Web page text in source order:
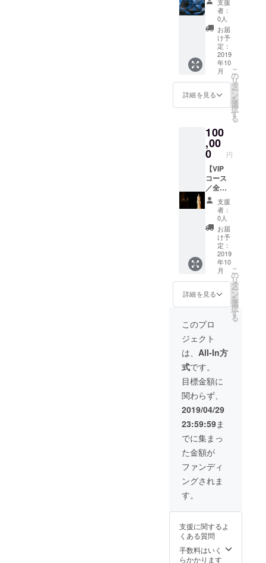
交通費
はご負
担頂き
ます。
※画像は
イメー
ジで
す。
影可
能。 ※
衣装
も、私
服やド
レスな
どこち
らで私
物をご
用意い
ン希望
や衣装
の雰囲
気など
ご要望
があれ
ばご相
談伺い
ます。
ます。
※制作・
配送状
況によ
りお届
け時期
を調整
させて
頂く場
合がご
に応援
したい
方へ☆
・ヨー
ロッパ
のオリ
ジナル
カレン
ダー ・
直筆
メッ
セージ
界大会
オリジ
ナル
フォト
ブック
・オリ
ジナル
マグ
カップ
・現地
のお土
告会ご
招待券
・お茶
会ご招
待券 ★
カレン
ダー…
ビュー
ティ
キャン
プを含
める世
界大会
期間中
に阿部
遥奈が
撮影し
たヨー
ロッパ
(コソボ)
の写真
を使用
しデザ
イン致
しま
す。 ★
ク…
ティ
キャン
プを含
める世
者：
0人
お届
け予
定：
2019
年10
月
詳細を見る
こ
の
リ
タ
ー
ン
を
選
択
す
る
100
,00
0 円
【VIP
コース
／全面
から全
力応援
スペ
シャル
コー
ス】 ・
イベン
ト出演/
講演会
開催 ・
世界大
会オリ
ジナル
フォト
ブック
・オリ
ジナル
カレン
ダー ・
報告会
ご招待
券 ・現
地のお
土産 ・
お茶会
ご招待
・心の
こもっ
たお礼
のお手
紙 ★イ
講演会
ベント
などで
ご活用
くださ
支援
者：
0人
お届
け予
定：
2019
年10
月
詳細を見る
こ
の
リ
タ
ー
ン
を
選
択
す
る
このプロ
ジェクト
は、 All-In方
式です。
目標金額に
関わらず、
2019/04/29
23:59:59ま
でに集まっ
た金額が
ファンディ
ングされま
す。
支援に関するよ
くある質問
手数料はいく
らかかります